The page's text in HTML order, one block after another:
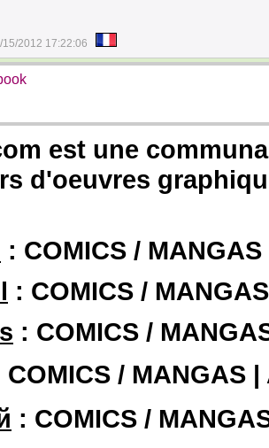
15/2012 17:22:06
est une
d'oeuvres
: COMICS /
: COMICS /
: COMICS /
/ MANGAS |
: COMICS /